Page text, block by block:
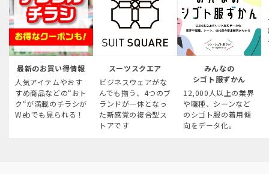
最新のお買い得情報
人気アイテムやおす
すめ商品などの“おト
ク“が満載のチラシが
Webでも見られる！
スーツスクエア
ビジネスウェアがな
んでも揃う、4つのブ
ランドが一体となっ
た新感覚の複合型ス
トアです
みんなの
シゴト服ずかん
12,000人以上の業界
や職種、シーンなど
のシゴト服の着用傾
向をデータ化。